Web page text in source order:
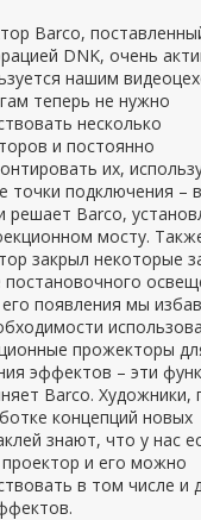
Barco,
DNK, очень
нашим
теперь не нужно
несколько
и постоянно
их,
точки подключения –
решает Barco,
мосту.
закрыл некоторые
постановочного
появления мы
прожекторы
эффектов – эти
Barco. Художники,
концепций новых
знают, что у нас
проектор и его можно
в том числе и